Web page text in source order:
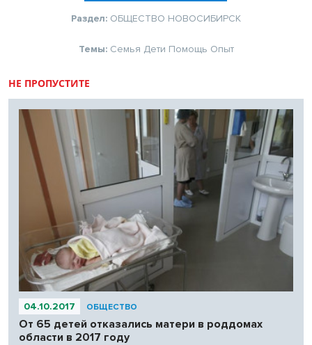
Раздел: ОБЩЕСТВО НОВОСИБИРСК
Темы: Семья Дети Помощь Опыт
НЕ ПРОПУСТИТЕ
04.10.2017 ОБЩЕСТВО
От 65 детей отказались матери в роддомах
области в 2017 году